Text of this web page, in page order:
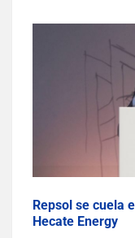
Repsol se cuela
Hecate Energy